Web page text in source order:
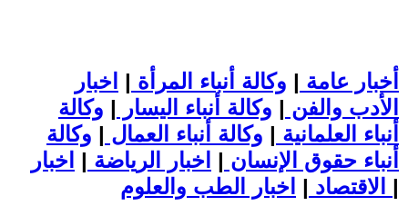
أخبار عامة | وكالة أنباء المرأة | اخبار
الأدب والفن | وكالة أنباء اليسار | وكالة
أنباء العلمانية | وكالة أنباء العمال | وكالة
أنباء حقوق الإنسان | اخبار الرياضة | اخبار
الاقتصاد | |